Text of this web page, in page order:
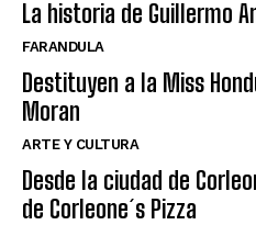
La historia de Guillermo
FARANDULA
Destituyen a la Miss
Moran
ARTE Y CULTURA
Desde la ciudad de
de Corleone´s Pizza